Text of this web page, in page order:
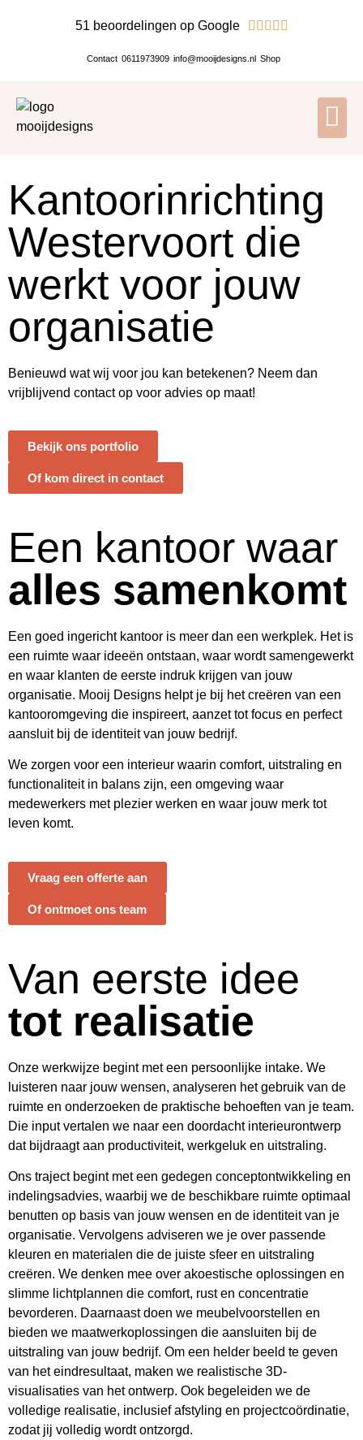
51 beoordelingen op Google     
Contact 0611973909 info@mooijdesigns.nl Shop
Kantoorinrichting
Westervoort die
werkt voor jouw
organisatie
Benieuwd wat wij voor jou kan betekenen? Neem dan
vrijblijvend contact op voor advies op maat!
Bekijk ons portfolio
Of kom direct in contact
Een kantoor waar
alles samenkomt
Een goed ingericht kantoor is meer dan een werkplek. Het is
een ruimte waar ideeën ontstaan, waar wordt samengewerkt
en waar klanten de eerste indruk krijgen van jouw
organisatie. Mooij Designs helpt je bij het creëren van een
kantooromgeving die inspireert, aanzet tot focus en perfect
aansluit bij de identiteit van jouw bedrijf.
We zorgen voor een interieur waarin comfort, uitstraling en
functionaliteit in balans zijn, een omgeving waar
medewerkers met plezier werken en waar jouw merk tot
leven komt.
Vraag een offerte aan
Of ontmoet ons team
Van eerste idee
tot realisatie
Onze werkwijze begint met een persoonlijke intake. We
luisteren naar jouw wensen, analyseren het gebruik van de
ruimte en onderzoeken de praktische behoeften van je team.
Die input vertalen we naar een doordacht interieurontwerp
dat bijdraagt aan productiviteit, werkgeluk en uitstraling.
Ons traject begint met een gedegen conceptontwikkeling en
indelingsadvies, waarbij we de beschikbare ruimte optimaal
benutten op basis van jouw wensen en de identiteit van je
organisatie. Vervolgens adviseren we je over passende
kleuren en materialen die de juiste sfeer en uitstraling
creëren. We denken mee over akoestische oplossingen en
slimme lichtplannen die comfort, rust en concentratie
bevorderen. Daarnaast doen we meubelvoorstellen en
bieden we maatwerkoplossingen die aansluiten bij de
uitstraling van jouw bedrijf. Om een helder beeld te geven
van het eindresultaat, maken we realistische 3D-
visualisaties van het ontwerp. Ook begeleiden we de
volledige realisatie, inclusief afstyling en projectcoördinatie,
zodat jij volledig wordt ontzorgd.